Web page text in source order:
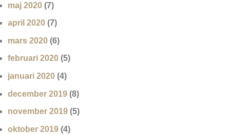
maj 2020 (7)
april 2020 (7)
mars 2020 (6)
februari 2020 (5)
januari 2020 (4)
december 2019 (8)
november 2019 (5)
oktober 2019 (4)